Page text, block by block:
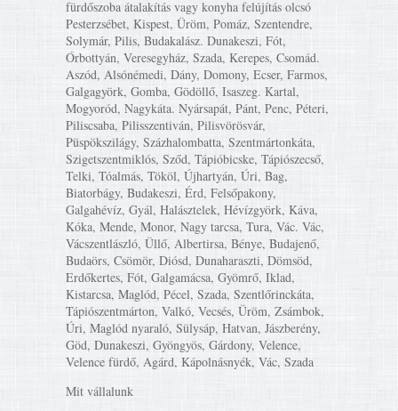
fürdőszoba átalakítás vagy konyha felújítás olcsó
Pesterzsébet, Kispest, Üröm, Pomáz, Szentendre,
Solymár, Pilis, Budakalász. Dunakeszi, Fót,
Őrbottyán, Veresegyház, Szada, Kerepes, Csomád.
Aszód, Alsónémedi, Dány, Domony, Ecser, Farmos,
Galgagyörk, Gomba, Gödöllő, Isaszeg. Kartal,
Mogyoród, Nagykáta. Nyársapát, Pánt, Penc, Péteri,
Piliscsaba, Pilisszentiván, Pilisvörösvár,
Püspökszilágy, Százhalombatta, Szentmártonkáta,
Szigetszentmiklós, Sződ, Tápióbicske, Tápiószecső,
Telki, Tóalmás, Tököl, Újhartyán, Úri, Bag,
Biatorbágy, Budakeszi, Érd, Felsőpakony,
Galgahévíz, Gyál, Halásztelek, Hévízgyörk, Káva,
Kóka, Mende, Monor, Nagy tarcsa, Tura, Vác. Vác,
Vácszentlászló, Üllő, Albertirsa, Bénye, Budajenő,
Budaörs, Csömör, Diósd, Dunaharaszti, Dömsöd,
Erdőkertes, Fót, Galgamácsa, Gyömrő, Iklad,
Kistarcsa, Maglód, Pécel, Szada, Szentlőrinckáta,
Tápiószentmárton, Valkó, Vecsés, Üröm, Zsámbok,
Úri, Maglód nyaraló, Sülysáp, Hatvan, Jászberény,
Göd, Dunakeszi, Gyöngyös, Gárdony, Velence,
Velence fürdő, Agárd, Kápolnásnyék, Vác, Szada
Mit vállalunk